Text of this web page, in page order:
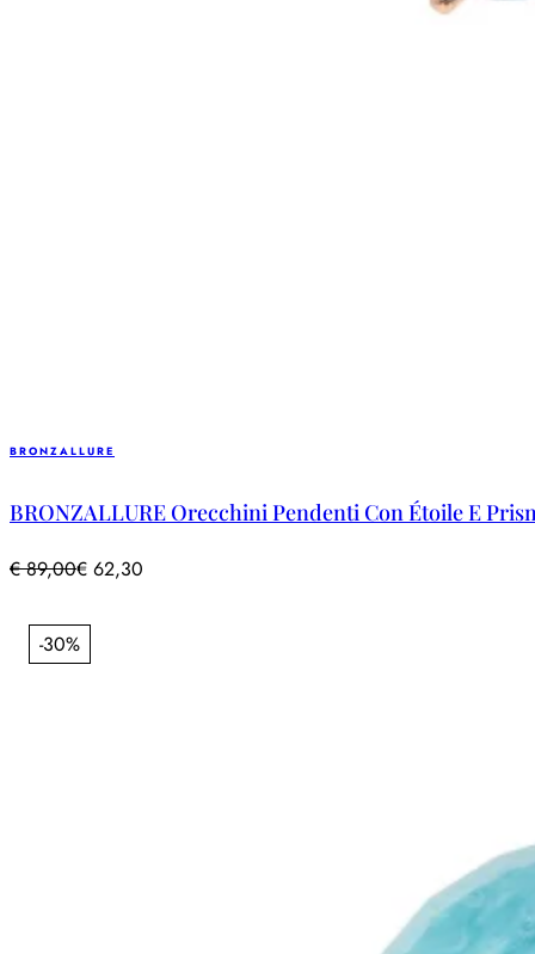
BRONZALLURE
BRONZALLURE Orecchini Pendenti Con Étoile E
€89,00€ 62,30
-30%